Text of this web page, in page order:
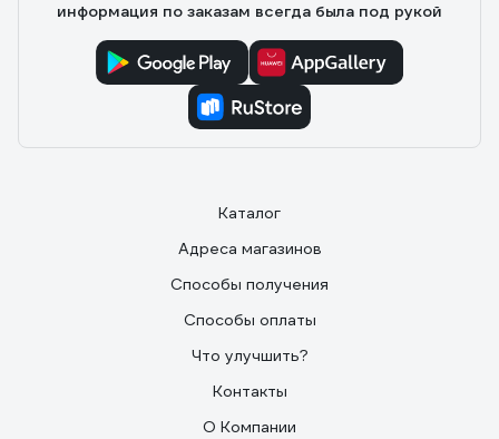
информация по заказам всегда была под рукой
Каталог
Адреса магазинов
Способы получения
Способы оплаты
Что улучшить?
Контакты
О Компании